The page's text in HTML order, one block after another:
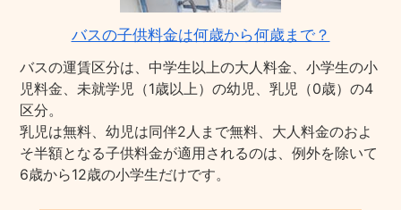
バスの子供料金は何歳から何歳まで？
バスの運賃区分は、中学生以上の大人料金、小学生の小
児料金、未就学児（1歳以上）の幼児、乳児（0歳）の4
区分。
乳児は無料、幼児は同伴2人まで無料、大人料金のおよ
そ半額となる子供料金が適用されるのは、例外を除いて
6歳から12歳の小学生だけです。